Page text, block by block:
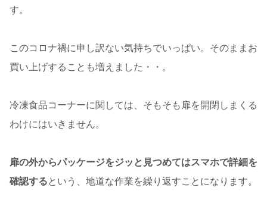
す。
このコロナ禍に申し訳ない気持ちでいっぱい。そのままお
買い上げすることも増えました・・。
冷凍食品コーナーに関しては、そもそも扉を開閉しまくる
わけにはいきません。
扉の外からパッケージをジッと見つめてはスマホで詳細を
確認するという、地道な作業を繰り返すことになります。